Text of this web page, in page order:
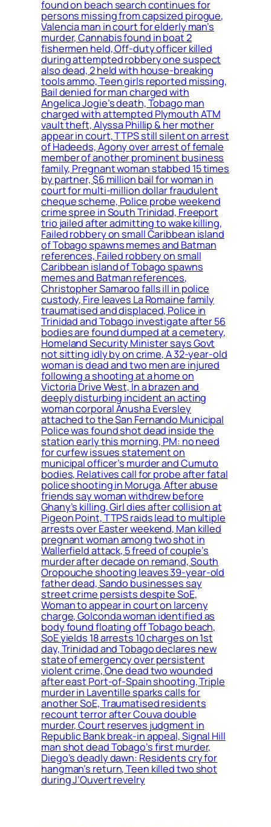
found on beach search continues for
persons missing from capsized pirogue,
Valencia man in court for elderly man’s
murder, Cannabis found in boat 2
fishermen held, Off-duty officer killed
during attempted robbery one suspect
also dead, 2 held with house-breaking
tools ammo, Teen girls reported missing,
Bail denied for man charged with
Angelica Jogie’s death, Tobago man
charged with attempted Plymouth ATM
vault theft, Alyssa Phillip & her mother
appear in court, TTPS still silent on arrest
of Hadeeds, Agony over arrest of female
member of another prominent business
family, Pregnant woman stabbed 15 times
by partner, $6 million bail for woman in
court for multi-million dollar fraudulent
cheque scheme, Police probe weekend
crime spree in South Trinidad, Freeport
trio jailed after admitting to wake killing,
Failed robbery on small Caribbean island
of Tobago spawns memes and Batman
references, Failed robbery on small
Caribbean island of Tobago spawns
memes and Batman references,
Christopher Samaroo falls ill in police
custody, Fire leaves La Romaine family
traumatised and displaced, Police in
Trinidad and Tobago investigate after 56
bodies are found dumped at a cemetery,
Homeland Security Minister says Govt
not sitting idly by on crime, A 32-year-old
woman is dead and two men are injured
following a shooting at a home on
Victoria Drive West, In a brazen and
deeply disturbing incident an acting
woman corporal Anusha Eversley
attached to the San Fernando Municipal
Police was found shot dead inside the
station early this morning, PM: no need
for curfew issues statement on
municipal officer’s murder and Cumuto
bodies, Relatives call for probe after fatal
police shooting in Moruga, After abuse
friends say woman withdrew before
Ghany’s killing, Girl dies after collision at
Pigeon Point, TTPS raids lead to multiple
arrests over Easter weekend, Man killed
pregnant woman among two shot in
Wallerfield attack, 5 freed of couple’s
murder after decade on remand, South
Oropouche shooting leaves 39-year-old
father dead, Sando businesses say
street crime persists despite SoE,
Woman to appear in court on larceny
charge, Golconda woman identified as
body found floating off Tobago beach,
SoE yields 18 arrests 10 charges on 1st
day, Trinidad and Tobago declares new
state of emergency over persistent
violent crime, One dead two wounded
after east Port-of-Spain shooting, Triple
murder in Laventille sparks calls for
another SoE, Traumatised residents
recount terror after Couva double
murder, Court reserves judgment in
Republic Bank break-in appeal, Signal Hill
man shot dead Tobago’s first murder,
Diego’s deadly dawn: Residents cry for
hangman’s return, Teen killed two shot
during J’Ouvert revelry